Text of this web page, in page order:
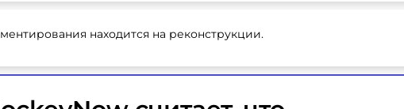
находится на реконструкции.